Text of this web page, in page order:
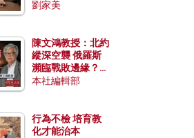
劉家美
陳文鴻教授：北約
縱深空襲 俄羅斯
瀕臨戰敗邊緣？中
國零部件能左右戰
本社編輯部
行為不檢 培育教
化才能治本